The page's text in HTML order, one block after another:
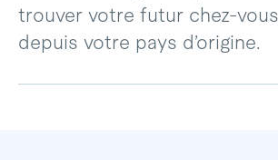
trouver votre futur chez-
depuis votre pays d’origine.